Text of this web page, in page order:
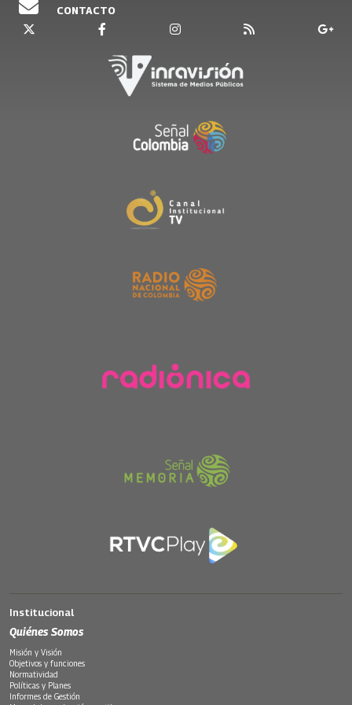
CONTACTO
Institucional
Quiénes Somos
Misión y Visión
Objetivos y funciones
Normatividad
Políticas y Planes
Informes de Gestión